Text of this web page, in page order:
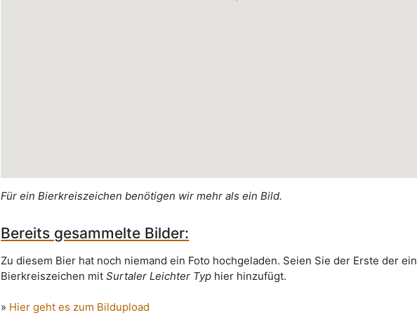
Für ein Bierkreiszeichen benötigen wir mehr als ein Bild.
Bereits gesammelte Bilder:
Zu diesem Bier hat noch niemand ein Foto hochgeladen. Seien Sie der Erste der ein
Bierkreiszeichen mitSurtaler Leichter Typ hier hinzufügt.
» Hier geht es zum Bildupload